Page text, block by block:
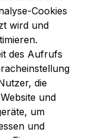
Cookies
wird und
des Aufrufs
die
und
um
und